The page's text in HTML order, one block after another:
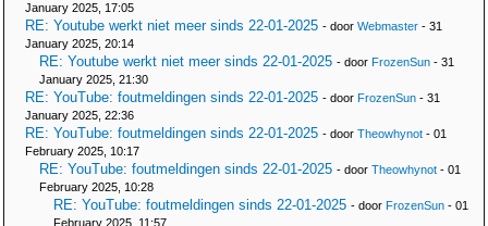
January 2025, 17:05
RE: Youtube werkt niet meer sinds 22-01-2025 - door Webmaster - 31
January 2025, 20:14
RE: Youtube werkt niet meer sinds 22-01-2025 - door FrozenSun - 31
January 2025, 21:30
RE: YouTube: foutmeldingen sinds 22-01-2025 - door FrozenSun - 31
January 2025, 22:36
RE: YouTube: foutmeldingen sinds 22-01-2025 - door Theowhynot - 01
February 2025, 10:17
RE: YouTube: foutmeldingen sinds 22-01-2025 - door Theowhynot - 01
February 2025, 10:28
RE: YouTube: foutmeldingen sinds 22-01-2025 - door FrozenSun - 01
February 2025, 11:57